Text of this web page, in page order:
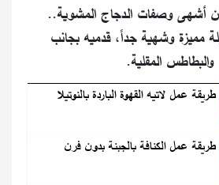
أشهى وصفات الدجاج المشوية..
مميزة وشهية جداً، قدميه بجانب
المقلية.
طريقة عمل لاتيه القهوة الباردة بالنوتيلا
طريقة عمل الكنافة بالجبنة بدون فرن